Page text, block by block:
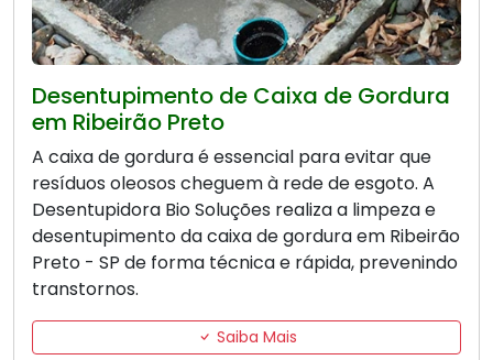
Desentupimento de Caixa de Gordura
em Ribeirão Preto
A caixa de gordura é essencial para evitar que
resíduos oleosos cheguem à rede de esgoto. A
Desentupidora Bio Soluções realiza a limpeza e
desentupimento da caixa de gordura em Ribeirão
Preto - SP de forma técnica e rápida, prevenindo
transtornos.
Saiba Mais